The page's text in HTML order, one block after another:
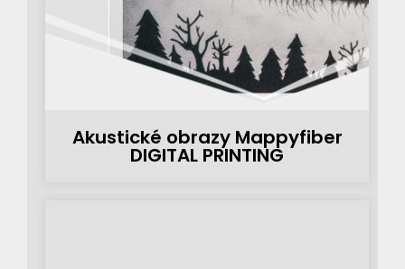
Akustické obrazy Mappyfiber
DIGITAL PRINTING